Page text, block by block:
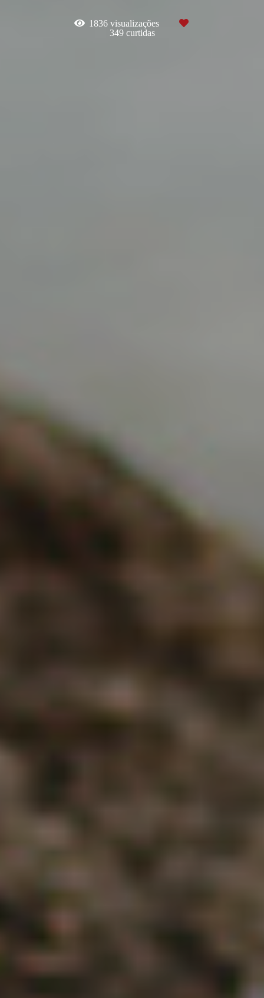
1836visualizações
349curtidas